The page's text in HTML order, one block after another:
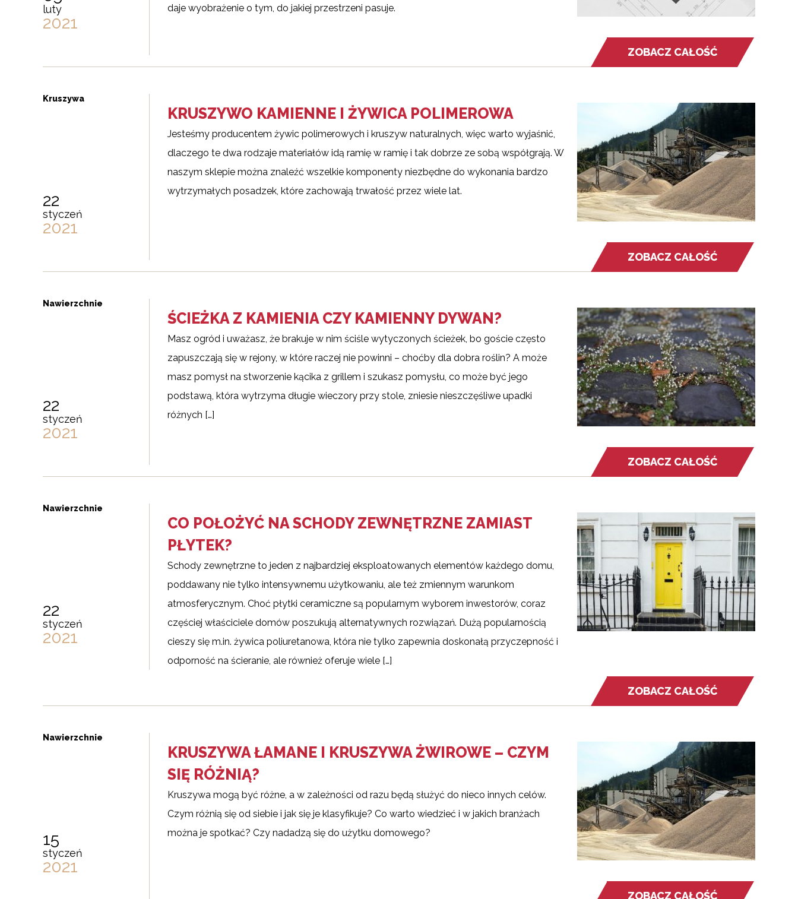
luty
2021
daje wyobrażenie o tym, do jakiej przestrzeni pasuje.
ZOBACZ CAŁOŚĆ
Kruszywa
22
styczeń
2021
KRUSZYWO KAMIENNE I ŻYWICA POLIMEROWA
Jesteśmy producentem żywic polimerowych i kruszyw naturalnych, więc warto wyjaśnić,
dlaczego te dwa rodzaje materiałów idą ramię w ramię i tak dobrze ze sobą współgrają. W
naszym sklepie można znaleźć wszelkie komponenty niezbędne do wykonania bardzo
wytrzymałych posadzek, które zachowają trwałość przez wiele lat.
ZOBACZ CAŁOŚĆ
Nawierzchnie
22
styczeń
2021
ŚCIEŻKA Z KAMIENIA CZY KAMIENNY DYWAN?
Masz ogród i uważasz, że brakuje w nim ściśle wytyczonych ścieżek, bo goście często
zapuszczają się w rejony, w które raczej nie powinni – choćby dla dobra roślin? A może
masz pomysł na stworzenie kącika z grillem i szukasz pomysłu, co może być jego
podstawą, która wytrzyma długie wieczory przy stole, zniesie nieszczęśliwe upadki
różnych […]
ZOBACZ CAŁOŚĆ
Nawierzchnie
22
styczeń
2021
CO POŁOŻYĆ NA SCHODY ZEWNĘTRZNE ZAMIAST
PŁYTEK?
Schody zewnętrzne to jeden z najbardziej eksploatowanych elementów każdego domu,
poddawany nie tylko intensywnemu użytkowaniu, ale też zmiennym warunkom
atmosferycznym. Choć płytki ceramiczne są popularnym wyborem inwestorów, coraz
częściej właściciele domów poszukują alternatywnych rozwiązań. Dużą popularnością
cieszy się m.in. żywica poliuretanowa, która nie tylko zapewnia doskonałą przyczepność i
odporność na ścieranie, ale również oferuje wiele […]
ZOBACZ CAŁOŚĆ
Nawierzchnie
15
styczeń
2021
KRUSZYWA ŁAMANE I KRUSZYWA ŻWIROWE – CZYM
SIĘ RÓŻNIĄ?
Kruszywa mogą być różne, a w zależności od razu będą służyć do nieco innych celów.
Czym różnią się od siebie i jak się je klasyfikuje? Co warto wiedzieć i w jakich branżach
można je spotkać? Czy nadadzą się do użytku domowego?
ZOBACZ CAŁOŚĆ